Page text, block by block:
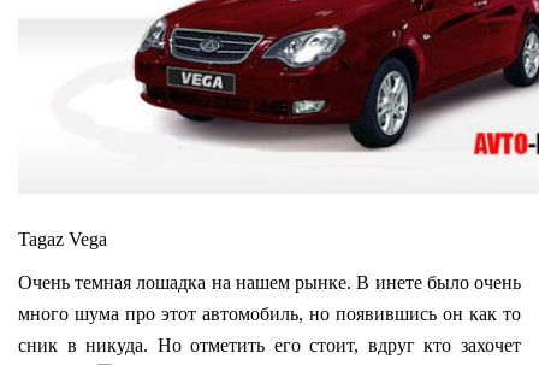
Tagaz Vega
Очень темная лошадка на нашем рынке. В инете было очень
много шума про этот автомобиль, но появившись он как то
сник в никуда. Но отметить его стоит, вдруг кто захочет